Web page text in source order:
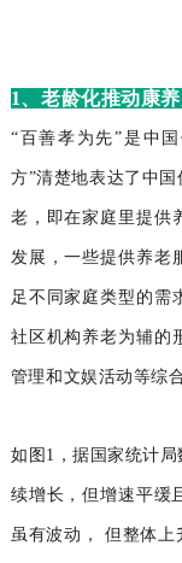
1、老龄化推动康
“百善孝为先”是中
方”清楚地表达了中
老，即在家庭里提供
发展，一些提供养老
足不同家庭类型的需
社区机构养老为辅的
管理和文娱活动等综
如图1，据国家统计
续增长，但增速平缓
虽有波动， 但整体上